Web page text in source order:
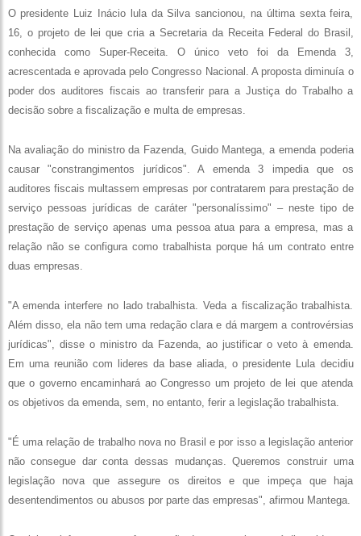
O presidente Luiz Inácio lula da Silva sancionou, na última sexta feira,
16, o projeto de lei que cria a Secretaria da Receita Federal do Brasil,
conhecida como Super-Receita. O único veto foi da Emenda 3,
acrescentada e aprovada pelo Congresso Nacional. A proposta diminuía o
poder dos auditores fiscais ao transferir para a Justiça do Trabalho a
decisão sobre a fiscalização e multa de empresas.
Na avaliação do ministro da Fazenda, Guido Mantega, a emenda poderia
causar "constrangimentos jurídicos". A emenda 3 impedia que os
auditores fiscais multassem empresas por contratarem para prestação de
serviço pessoas jurídicas de caráter "personalíssimo" – neste tipo de
prestação de serviço apenas uma pessoa atua para a empresa, mas a
relação não se configura como trabalhista porque há um contrato entre
duas empresas.
"A emenda interfere no lado trabalhista. Veda a fiscalização trabalhista.
Além disso, ela não tem uma redação clara e dá margem a controvérsias
jurídicas", disse o ministro da Fazenda, ao justificar o veto à emenda.
Em uma reunião com lideres da base aliada, o presidente Lula decidiu
que o governo encaminhará ao Congresso um projeto de lei que atenda
os objetivos da emenda, sem, no entanto, ferir a legislação trabalhista.
"É uma relação de trabalho nova no Brasil e por isso a legislação anterior
não consegue dar conta dessas mudanças. Queremos construir uma
legislação nova que assegure os direitos e que impeça que haja
desentendimentos ou abusos por parte das empresas", afirmou Mantega.